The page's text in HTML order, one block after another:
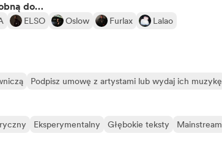
do…
ELSO Oslow Furlax
Lalao
Podpisz umowę z artystami lub wydaj ich muzykę
Eksperymentalny Głębokie teksty
Mainstream